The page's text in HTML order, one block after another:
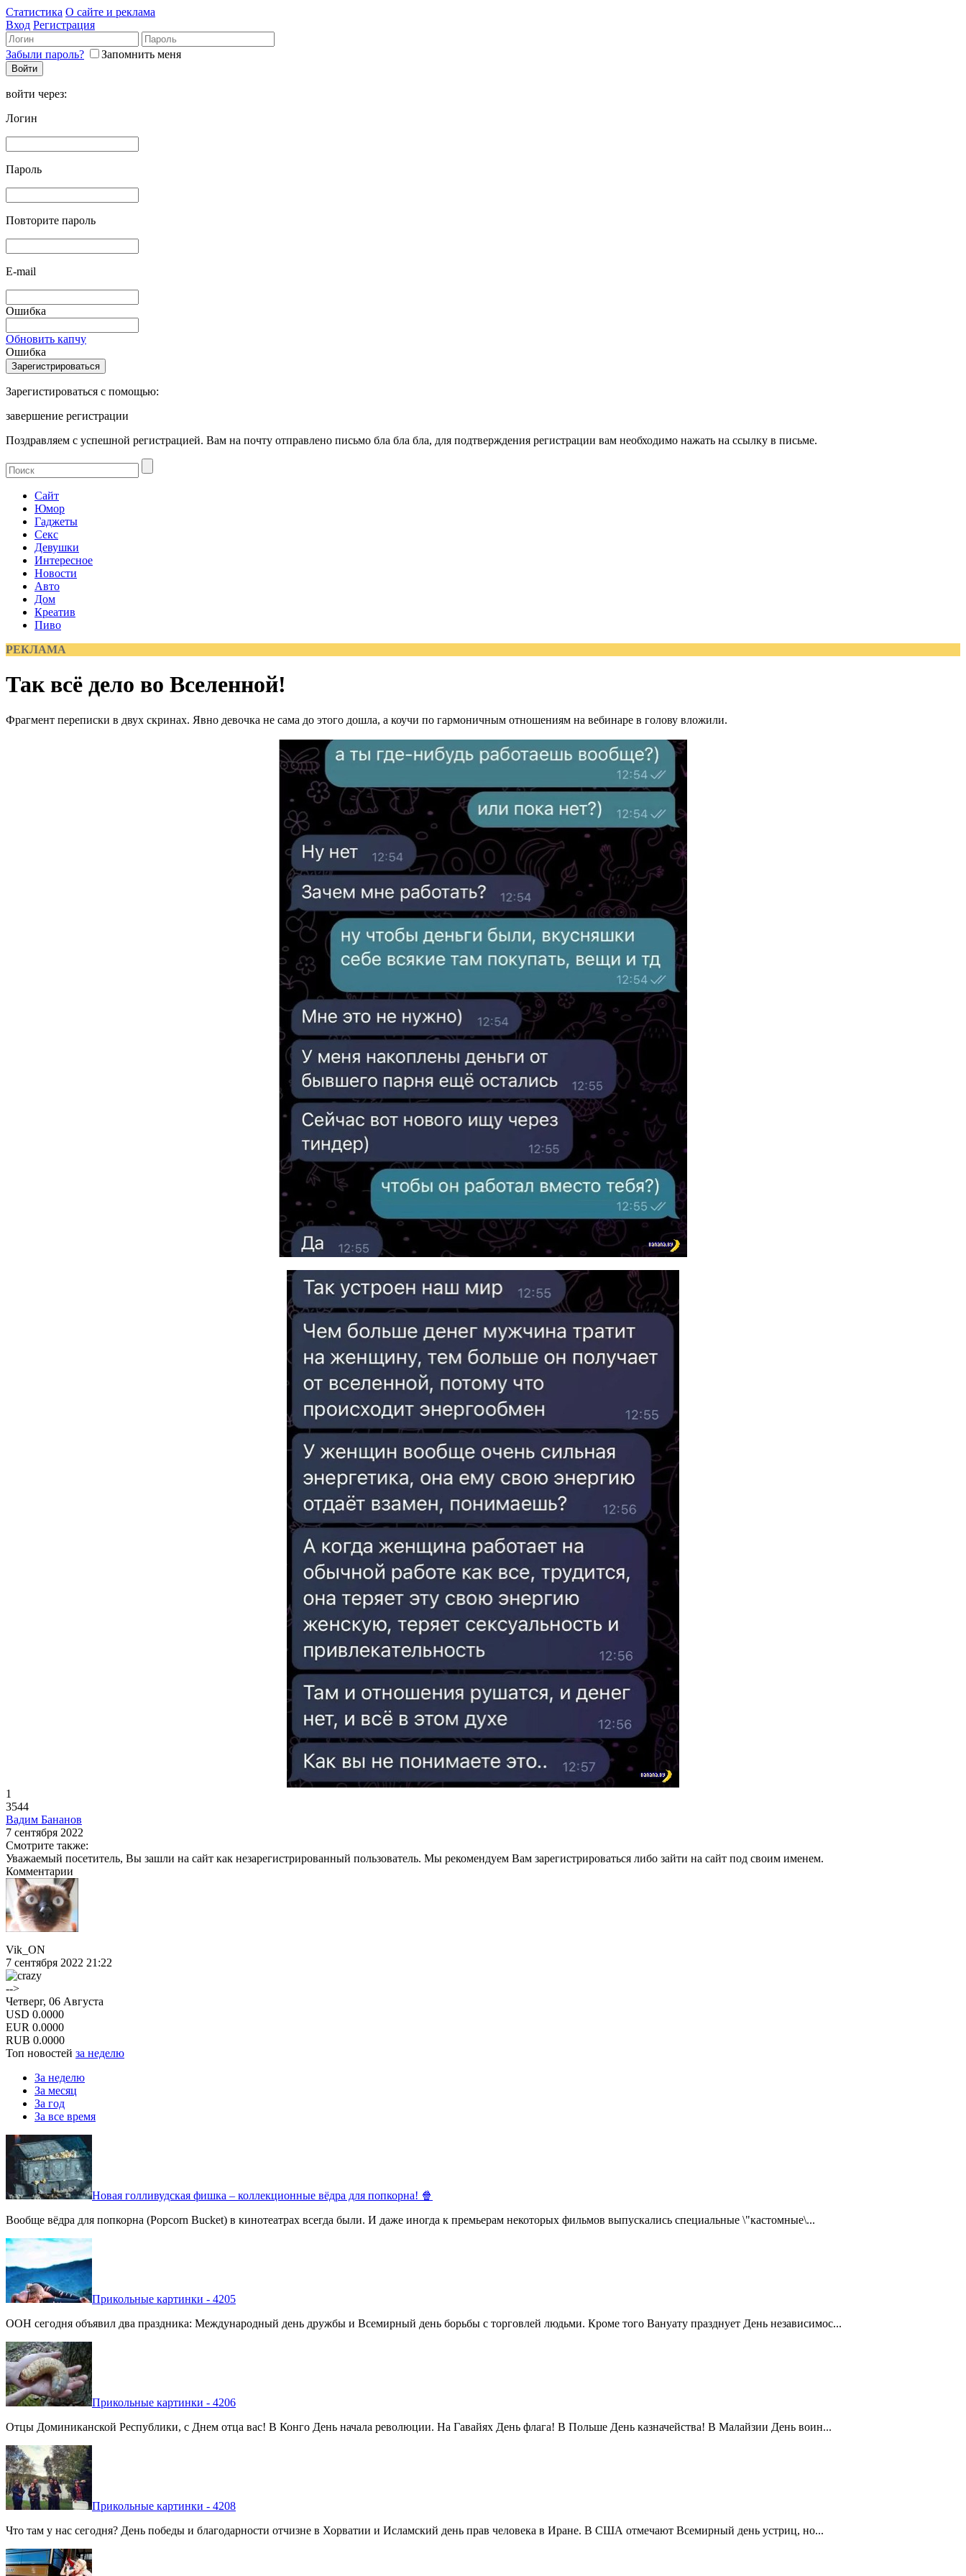
Статистика О сайте и реклама
Вход Регистрация
Забыли пароль? Запомнить меня
войти через:
Логин
Пароль
Повторите пароль
E-mail
Ошибка
Обновить капчу
Ошибка
Зарегистироваться с помощью:
завершение регистрации
Поздравляем с успешной регистрацией. Вам на почту отправлено письмо бла бла бла, для подтверждения регистрации вам необходимо нажать на ссылку в письме.
Сайт
Юмор
Гаджеты
Секс
Девушки
Интересное
Новости
Авто
Дом
Креатив
Пиво
РЕКЛАМА
Так всё дело во Вселенной!
Фрагмент переписки в двух скринах. Явно девочка не сама до этого дошла, а коучи по гармоничным отношениям на вебинаре в голову вложили.
1
3544
Вадим Бананов
7 сентября 2022
Смотрите также:
Уважаемый посетитель, Вы зашли на сайт как незарегистрированный пользователь. Мы рекомендуем Вам зарегистрироваться либо зайти на сайт под своим именем.
Комментарии
Vik_ON
7 сентября 2022 21:22
-->
Четверг, 06 Августа
USD 0.0000
EUR 0.0000
RUB 0.0000
Топ новостей за неделю
За неделю
За месяц
За год
За все время
Новая голливудская фишка – коллекционные вёдра для попкорна! 🍿
Вообще вёдра для попкорна (Popcorn Bucket) в кинотеатрах всегда были. И даже иногда к премьерам некоторых фильмов выпускались специальные \"кастомные\...
Прикольные картинки - 4205
ООН сегодня объявил два праздника: Международный день дружбы и Всемирный день борьбы с торговлей людьми. Кроме того Вануату празднует День независимос...
Прикольные картинки - 4206
Отцы Доминиканской Республики, с Днем отца вас! В Конго День начала революции. На Гавайях День флага! В Польше День казначейства! В Малайзии День воин...
Прикольные картинки - 4208
Что там у нас сегодня? День победы и благодарности отчизне в Хорватии и Исламский день прав человека в Иране. В США отмечают Всемирный день устриц, но...